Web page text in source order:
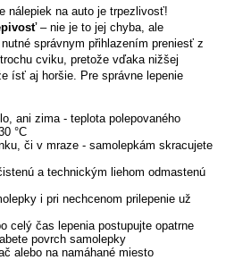
nálepiek na auto je trpezlivosť!
– nie je to jej chyba, ale
správnym přihlazením preniesť z
cviku, pretože vďaka nižšej
ísť aj horšie. Pre správne lepenie
ani zima - teplota polepovaného
°C
či v mraze - samolepkám skracujete
a technickým liehom odmastenú
i pri nechcenom prilepenie už
celý čas lepenia postupujte opatrne
povrch samolepky
alebo na namáhané miesto